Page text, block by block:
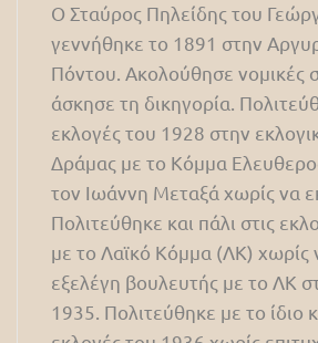
Ο Σταύρος Πηλείδης του
γεννήθηκε το 1891 στην
Πόντου. Ακολούθησε νομικές
άσκησε τη δικηγορία.
εκλογές του 1928 στην
Δράμας με το Κόμμα
τον Ιωάννη Μεταξά χωρίς να
Πολιτεύθηκε και πάλι στις
με το Λαϊκό Κόμμα (ΛΚ) χωρίς
εξελέγη βουλευτής με το ΛΚ
1935. Πολιτεύθηκε με το ίδιο